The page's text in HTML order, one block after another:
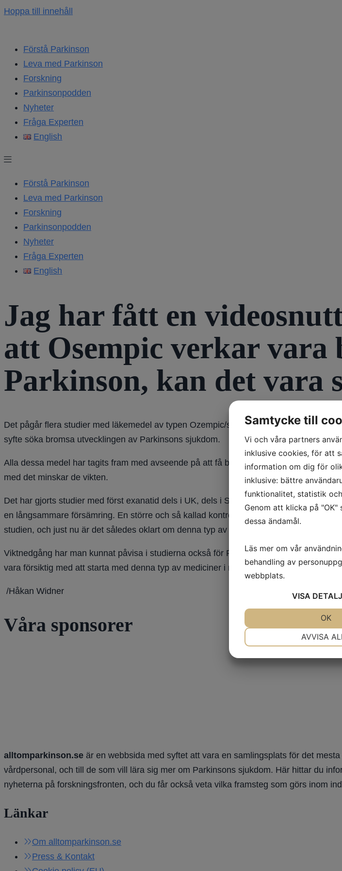
Hoppa till innehåll
Förstå Parkinson
Leva med Parkinson
Forskning
Parkinsonpodden
Nyheter
Fråga Experten
English
Förstå Parkinson
Leva med Parkinson
Forskning
Parkinsonpodden
Nyheter
Fråga Experten
English
Jag har fått en
att Osempic verkar vara
Parkinson, kan det vara
Det pågår flera studier med läkemedel av typen Ozempic/semaglutid (GLP-1
syfte söka bromsa utvecklingen av Parkinsons sjukdom.
Alla dessa medel har tagits fram med avseende på att få bättre behandling mot
med det minskar de vikten.
Det har gjorts studier med först exanatid dels i UK, dels i Sverige och preliminära
en långsammare försämring. En större och så kallad kontrollerad studie med placebo
studien, och just nu är det således oklart om denna typ av läkemedel har någon effekt
Viktnedgång har man kunnat påvisa i studierna också för Parkinsons sjukdom, och
vara försiktig med att starta med denna typ av mediciner i nuläget.
/Håkan Widner
Våra sponsorer
alltomparkinson.se är en webbsida med syftet att vara en samlingsplats för det
vårdpersonal, och till de som vill lära sig mer om Parkinsons sjukdom. Här hittar du
nyheterna på forskningsfronten, och du får också veta vilka framsteg som görs inom
Länkar
Om alltomparkinson.se
Press & Kontakt
Samtycke till
Vi och våra partners
inklusive cookies, för att
information om dig för
inklusive: bättre
funktionalitet, statistik
Genom att klicka på "OK"
dessa ändamål.
Läs mer om vår
behandling av
webbplats.
VISA
AVVISA
OK